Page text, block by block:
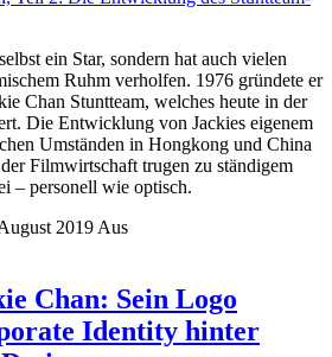
ein Star, sondern hat auch vielen
Ruhm verholfen. 1976 gründete er
Chan Stuntteam, welches heute in der
Die Entwicklung von Jackies eigenem
Umständen in Hongkong und China
Filmwirtschaft trugen zu ständigem
– personell wie optisch.
2019 Aus
Chan: Sein Logo
Identity hinter